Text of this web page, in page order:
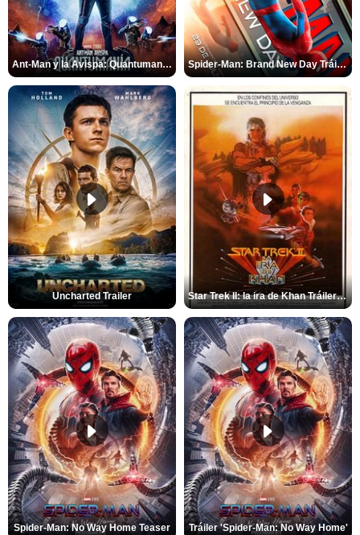
Ant-Man y la Avispa: Quantumanía Tráiler (2) Spider-Man: Brand New Day Tráiler (3)
Uncharted Trailer Star Trek II: la ira de Khan Tráiler VO
Spider-Man: No Way Home Teaser Tráiler 'Spider-Man: No Way Home'